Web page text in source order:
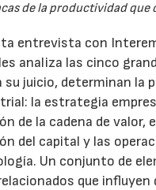
de la productividad que
entrevista con
analiza las cinco
su juicio, determinan la
la estrategia
de la cadena de valor,
del capital y las
Un conjunto de
que